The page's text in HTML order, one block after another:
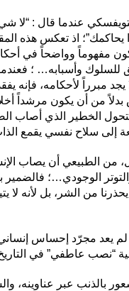
عندما قال : “لا
يحاكمك”؛ اذ تعكس هذه
مفهوماً وواضحاً في
للسلوك وأسبابه… ؛
مبرراً لأحكامه، فإنه
بدلاً من أن يكون مرشداً
الخطير الذي أصاب
إلى سلاح نفسي يقمع
من الطبيعي أن يصاب
الوجودي…؛ فالضمير
يحذرنا من الشر، بل لأنه لا
لم يعد مجرّد إحساس
“نصب عاطفي” في
بالذنب عبر عناوينه،